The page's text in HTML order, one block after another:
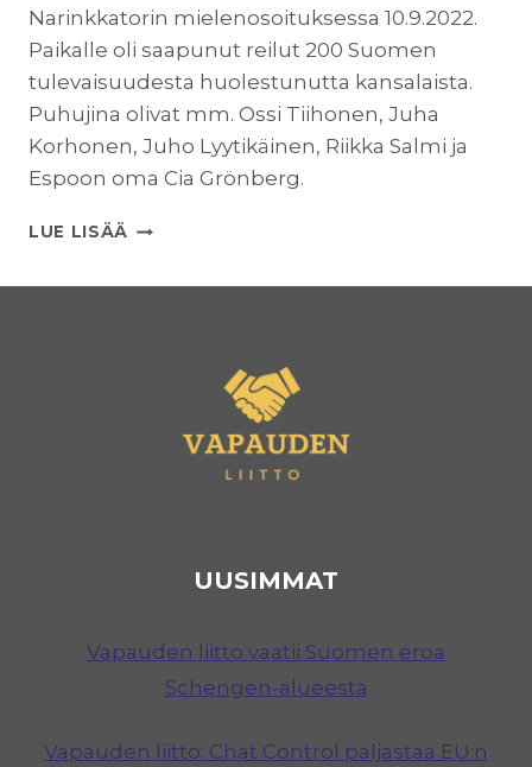
Narinkkatorin mielenosoituksessa 10.9.2022.
Paikalle oli saapunut reilut 200 Suomen
tulevaisuudesta huolestunutta kansalaista.
Puhujina olivat mm. Ossi Tiihonen, Juha
Korhonen, Juho Lyytikäinen, Riikka Salmi ja
Espoon oma Cia Grönberg.
LUE LISÄÄ ESPOON
UUSIMMAT
Vapauden liitto vaatii Suomen eroa
Schengen-alueesta
Vapauden liitto: Chat Control paljastaa EU:n